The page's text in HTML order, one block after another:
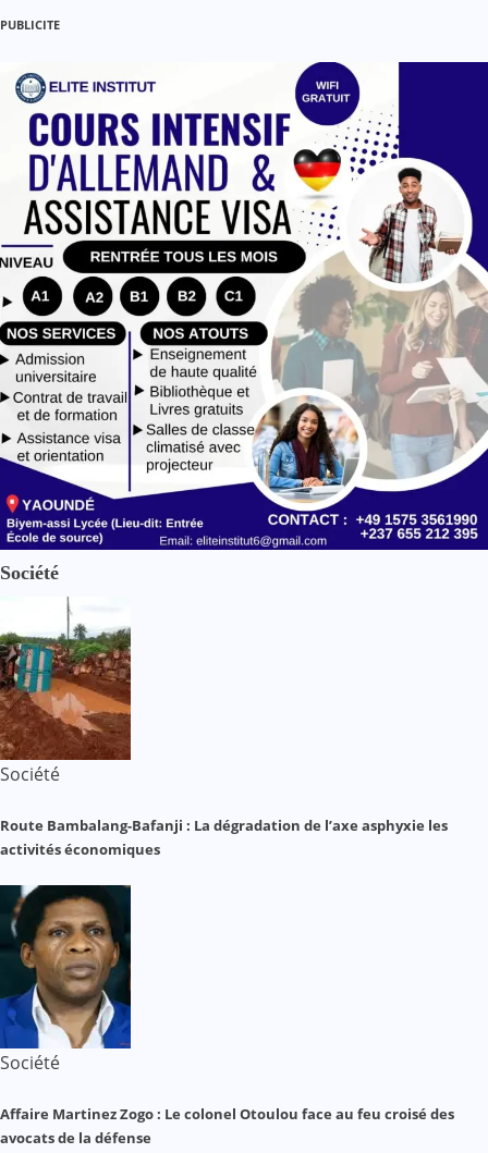
PUBLICITE
Société
Société
Route Bambalang-Bafanji : La dégradation de l’axe asphyxie les
activités économiques
Société
Affaire Martinez Zogo : Le colonel Otoulou face au feu croisé des
avocats de la défense